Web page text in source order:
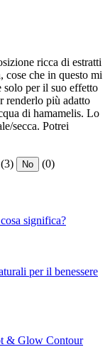
ricca di estratti
cose che in questo mi
solo per il suo effetto
renderlo più adatto
di hamamelis. Lo
secca. Potrei
(3) No (0)
significa?
per il benessere
& Glow Contour